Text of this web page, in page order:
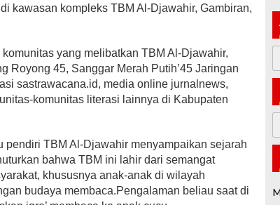
kawasan kompleks TBM Al-Djawahir, Gambiran,
yang melibatkan TBM Al-Djawahir,
Royong 45, Sanggar Merah Putih’45 Jaringan
sastrawacana.id, media online jurnalnews,
komunitas literasi lainnya di Kabupaten
TBM Al-Djawahir menyampaikan sejarah
bahwa TBM ini lahir dari semangat
khususnya anak-anak di wilayah
budaya membaca.Pengalaman beliau saat di